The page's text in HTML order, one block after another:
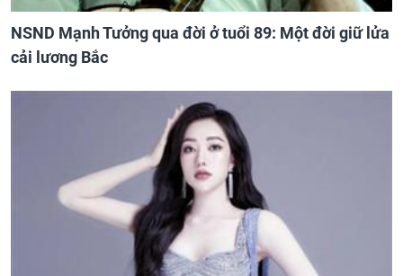
NSND Mạnh Tưởng qua đời ở tuổi 89: Một đời giữ lửa
cải lương Bắc